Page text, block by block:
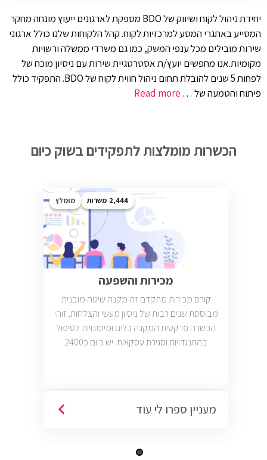
יחידת ניהול לקוח ושיווק של BDO מספקת לארגונים ייעוץ מונחה מחקר
המסייע באתגרי המסע למרכזיות לקוח. קהל הלקוחות שלנו כולל ארגוני
שירות מובילים מכל ענפי המשק, כמו גם משרדי ממשלה ורשויות
מקומיות.אנו מחפשים יועץ/ת אסטרטגיית שירות עם ניסיון מוכח של
לפחות 5 שנים להובלת תחום ניהול חווית לקוח של BDO. התפקיד כולל
פיתוח והטמעה של … Read more
הכשרות מומלצות לתפקידים בשוק כיום
2,444 מומלץ
מכירות והשפעה
קורס מכירות מתקדם זה מקנה שיטה מובנית
מבוססת שנים רבות של ניסיון מעשי והצלחות. זוהי
הכשרה פרקטית המקנה כלים ומיומנויות לטיפול
בהתנגדויות וסגירת עסקאות. יש כיום כ2400
מעניין ספרו לי עוד